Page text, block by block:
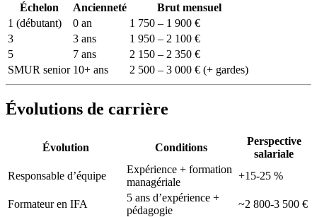
Échelon Ancienneté
Brut mensuel
1 (débutant)
0 an
1 750 – 1 900 €
3
3 ans
1 950 – 2 100 €
5
7 ans
2 150 – 2 350 €
SMUR senior 10+ ans 2 500 – 3 000 € (+ gardes)
Évolutions de carrière
Évolution Conditions
Perspective
salariale
Responsable d’équipe
Expérience + formation
managériale
+15-25 %
Formateur en IFA
5 ans d’expérience +
pédagogie
~2 800-3 500 €